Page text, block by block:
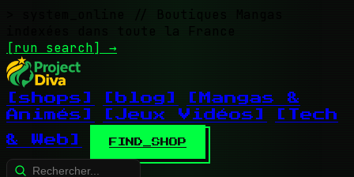
// Boutiques Mangas
indexées dans toute la France
[run search] →
[shops] [blog]
[Mangas &
Animés]
[Jeux Vidéos]
[Tech
& Web]
FIND_SHOP